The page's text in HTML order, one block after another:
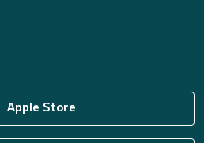
Apple Store